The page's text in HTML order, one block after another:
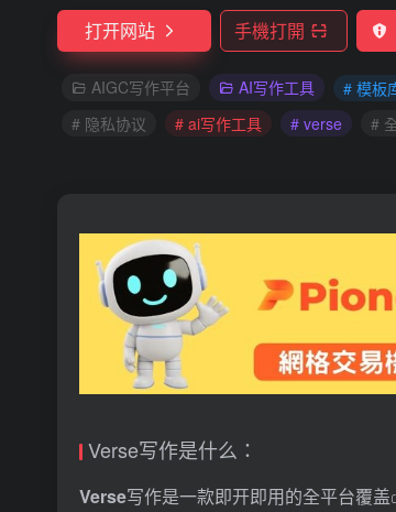
打开网站 手機打開
AIGC写作平台 AI写作工具 # 模板
# 隐私协议
# ai写作工具 # verse #
Verse写作是什么：
Verse写作是一款即开即用的全平台覆盖